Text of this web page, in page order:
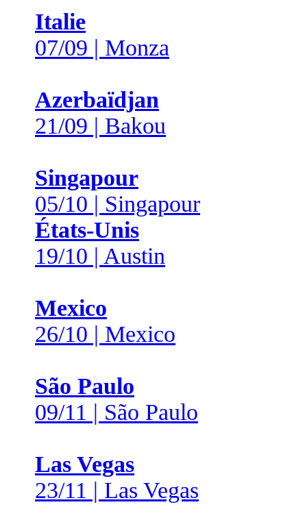
Italie
07/09 | Monza
Azerbaïdjan
21/09 | Bakou
Singapour
05/10 | Singapour
États-Unis
19/10 | Austin
Mexico
26/10 | Mexico
São Paulo
09/11 | São Paulo
Las Vegas
23/11 | Las Vegas